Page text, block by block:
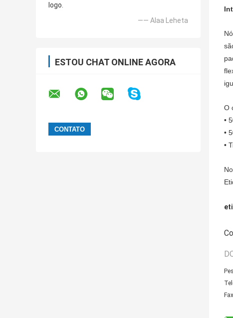
logo.
—— Alaa Leheta
ESTOU CHAT ONLINE AGORA
O
•
•
•